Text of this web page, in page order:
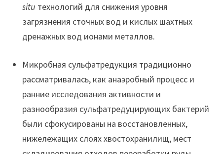
situ технологий для снижения уровня
загрязнения сточных вод и кислых шахтных
дренажных вод ионами металлов.
Микробная сульфатредукция традиционно
рассматривалась, как анаэробный процесс и
ранние исследования активности и
разнообразия сульфатредуцирующих бактерий
были сфокусированы на восстановленных,
нижележащих слоях хвостохранилищ, мест